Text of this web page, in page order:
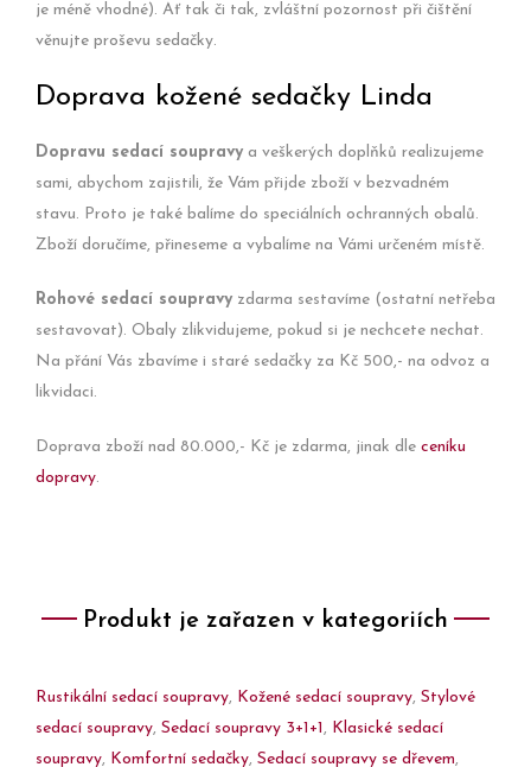
je méně vhodné). Ať tak či tak, zvláštní pozornost při čištění
věnujte proševu sedačky.
Doprava kožené sedačky Linda
Dopravu sedací soupravy a veškerých doplňků realizujeme
sami, abychom zajistili, že Vám přijde zboží v bezvadném
stavu. Proto je také balíme do speciálních ochranných obalů.
Zboží doručíme, přineseme a vybalíme na Vámi určeném místě.
Rohové sedací soupravy zdarma sestavíme (ostatní netřeba
sestavovat). Obaly zlikvidujeme, pokud si je nechcete nechat.
Na přání Vás zbavíme i staré sedačky za Kč 500,- na odvoz a
likvidaci.
Doprava zboží nad 80.000,- Kč je zdarma, jinak dle ceníku
dopravy.
Produkt je zařazen v kategoriích
Rustikální sedací soupravy, Kožené sedací soupravy, Stylové
sedací soupravy, Sedací soupravy 3+1+1, Klasické sedací
soupravy, Komfortní sedačky, Sedací soupravy se dřevem,